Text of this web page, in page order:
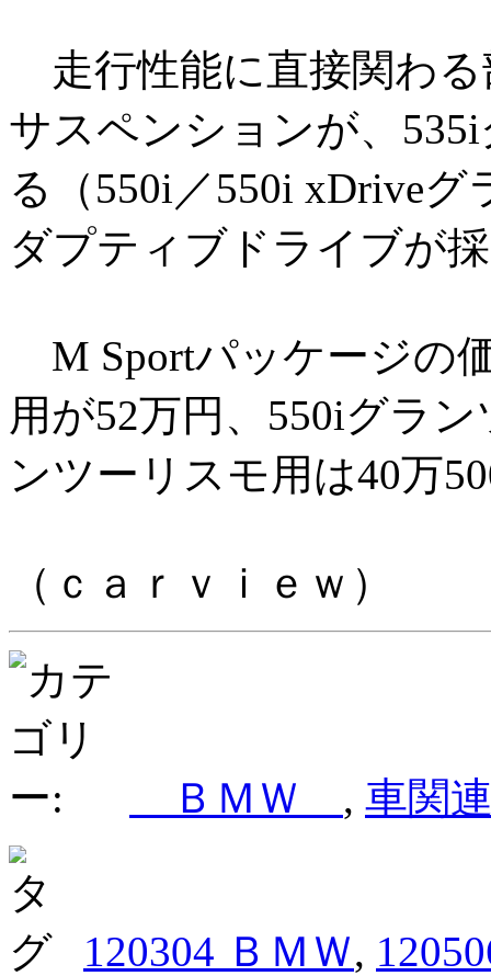
走行性能に直接関わ
サスペンションが、
る（550i／550i xDrive
ダプティブドライブが
M Sportパッケージの
用が52万円、550iグラ
ンツーリスモ用は40万
（ｃａｒｖｉｅｗ）
ＢＭＷ , 車関
120304 ＢＭＷ,